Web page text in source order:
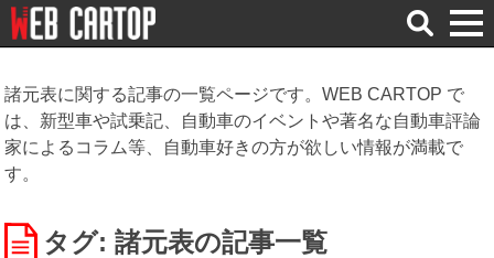
検
索
諸元表に関する記事の一覧ページです。WEB CARTOP で
は、新型車や試乗記、自動車のイベントや著名な自動車評論
家によるコラム等、自動車好きの方が欲しい情報が満載で
す。
タグ: 諸元表の記事一覧